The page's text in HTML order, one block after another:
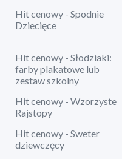
Hit cenowy - Spodnie
Dziecięce
Hit cenowy - Słodziaki:
farby plakatowe lub
zestaw szkolny
Hit cenowy - Wzorzyste
Rajstopy
Hit cenowy - Sweter
dziewczęcy